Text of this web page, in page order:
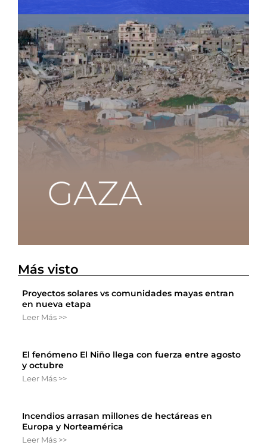
Más visto
Proyectos solares vs comunidades mayas entran
en nueva etapa
Leer Más >>
El fenómeno El Niño llega con fuerza entre agosto
y octubre
Leer Más >>
Incendios arrasan millones de hectáreas en
Europa y Norteamérica
Leer Más >>